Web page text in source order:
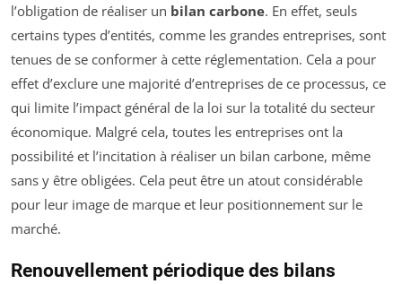
l’obligation de réaliser un bilan carbone. En effet, seuls
certains types d’entités, comme les grandes entreprises, sont
tenues de se conformer à cette réglementation. Cela a pour
effet d’exclure une majorité d’entreprises de ce processus, ce
qui limite l’impact général de la loi sur la totalité du secteur
économique. Malgré cela, toutes les entreprises ont la
possibilité et l’incitation à réaliser un bilan carbone, même
sans y être obligées. Cela peut être un atout considérable
pour leur image de marque et leur positionnement sur le
marché.
Renouvellement périodique des bilans